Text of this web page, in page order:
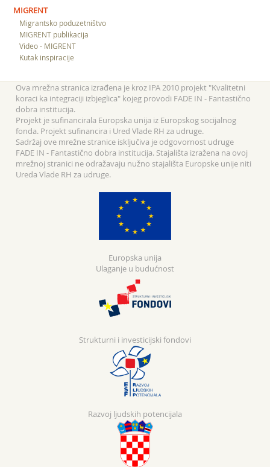
MIGRENT
Migrantsko poduzetništvo
MIGRENT publikacija
Video - MIGRENT
Kutak inspiracije
Ova mrežna stranica izrađena je kroz IPA 2010 projekt "Kvalitetni
koraci ka integraciji izbjeglica" kojeg provodi FADE IN - Fantastično
dobra institucija.
Projekt je sufinancirala Europska unija iz Europskog socijalnog
fonda. Projekt sufinancira i Ured Vlade RH za udruge.
Sadržaj ove mrežne stranice isključiva je odgovornost udruge
FADE IN - Fantastično dobra institucija. Stajališta izražena na ovoj
mrežnoj stranici ne odražavaju nužno stajališta Europske unije niti
Ureda Vlade RH za udruge.
Europska unija
Ulaganje u budućnost
Strukturni i investicijski fondovi
Razvoj ljudskih potencijala